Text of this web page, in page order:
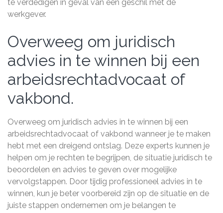
te verdedigen in geval van een geschil met de
werkgever.
Overweeg om juridisch
advies in te winnen bij een
arbeidsrechtadvocaat of
vakbond.
Overweeg om juridisch advies in te winnen bij een
arbeidsrechtadvocaat of vakbond wanneer je te maken
hebt met een dreigend ontslag. Deze experts kunnen je
helpen om je rechten te begrijpen, de situatie juridisch te
beoordelen en advies te geven over mogelijke
vervolgstappen. Door tijdig professioneel advies in te
winnen, kun je beter voorbereid zijn op de situatie en de
juiste stappen ondernemen om je belangen te